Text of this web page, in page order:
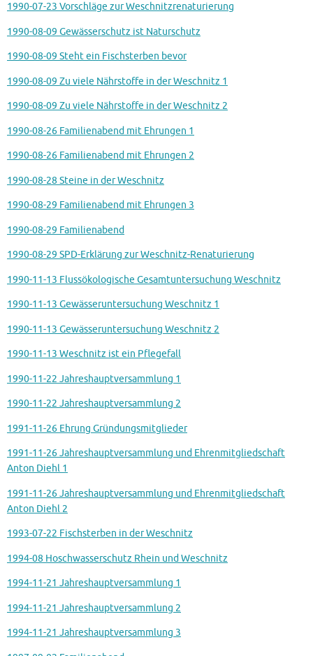
1990-07-23 Vorschläge zur Weschnitzrenaturierung
1990-08-09 Gewässerschutz ist Naturschutz
1990-08-09 Steht ein Fischsterben bevor
1990-08-09 Zu viele Nährstoffe in der Weschnitz 1
1990-08-09 Zu viele Nährstoffe in der Weschnitz 2
1990-08-26 Familienabend mit Ehrungen 1
1990-08-26 Familienabend mit Ehrungen 2
1990-08-28 Steine in der Weschnitz
1990-08-29 Familienabend mit Ehrungen 3
1990-08-29 Familienabend
1990-08-29 SPD-Erklärung zur Weschnitz-Renaturierung
1990-11-13 Flussökologische Gesamtuntersuchung Weschnitz
1990-11-13 Gewässeruntersuchung Weschnitz 1
1990-11-13 Gewässeruntersuchung Weschnitz 2
1990-11-13 Weschnitz ist ein Pflegefall
1990-11-22 Jahreshauptversammlung 1
1990-11-22 Jahreshauptversammlung 2
1991-11-26 Ehrung Gründungsmitglieder
1991-11-26 Jahreshauptversammlung und Ehrenmitgliedschaft
Anton Diehl 1
1991-11-26 Jahreshauptversammlung und Ehrenmitgliedschaft
Anton Diehl 2
1993-07-22 Fischsterben in der Weschnitz
1994-08 Hoschwasserschutz Rhein und Weschnitz
1994-11-21 Jahreshauptversammlung 1
1994-11-21 Jahreshauptversammlung 2
1994-11-21 Jahreshauptversammlung 3